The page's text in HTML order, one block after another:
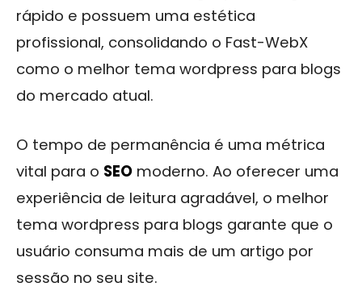
rápido e possuem uma estética
profissional, consolidando o Fast-WebX
como o melhor tema wordpress para blogs
do mercado atual.
O tempo de permanência é uma métrica
vital para o SEO moderno. Ao oferecer uma
experiência de leitura agradável, o melhor
tema wordpress para blogs garante que o
usuário consuma mais de um artigo por
sessão no seu site.